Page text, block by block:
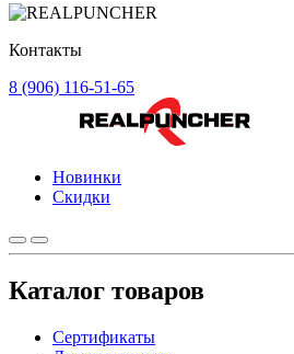
Контакты
8 (906) 116-51-65
Новинки
Скидки
Каталог товаров
Сертификаты